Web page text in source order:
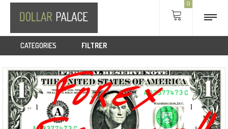
0
CATEGORIES FILTRER